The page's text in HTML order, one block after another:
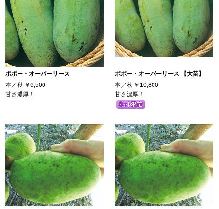
ポポー・オーバーリース
本／秋 ￥6,500
甘さ濃厚！
ポポー・オーバーリース 【大苗】
本／秋 ￥10,800
甘さ濃厚！